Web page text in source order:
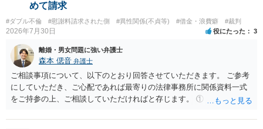
さんも納得して慰謝料請求を取り下げました。AさんもBさんも慰謝料を支払
さないという趣旨の合意書を取り交わすことができました。
めて請求
#ダブル不倫 #慰謝料請求された側 #異性関係(不貞等) #借金・浪費癖 #裁判
2026年7月30日 役にたった 3
離婚・男女問題に強い弁護士
森本 偲音 弁護士
ご相談事項について、以下のとおり回答させていただきます。 ご参考
にしていただき、ご心配であれば最寄りの法律事務所に関係資料一式
をご持参の上、ご相談していただければと存じます。 ① このLINEの
される可能性はあるのか ⇒LINEを含む１００万円の貸付に至るまでの